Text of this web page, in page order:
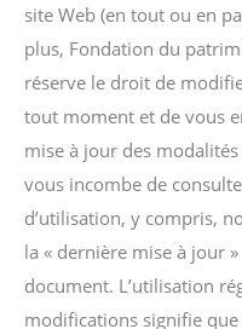
site Web (en tout ou en
plus, Fondation du
réserve le droit de
tout moment et de vous
mise à jour des
vous incombe de
d’utilisation, y compris,
la « dernière mise à jour
document. L’utilisation
modifications signifie